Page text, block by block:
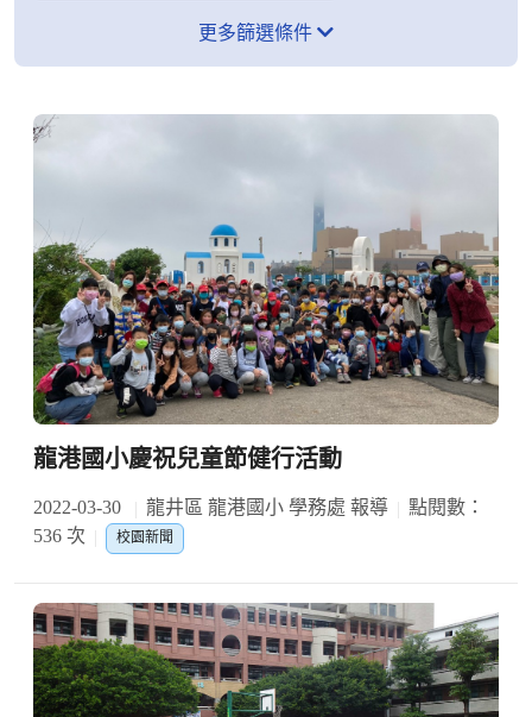
更多篩選條件
龍港國小慶祝兒童節健行活動
2022-03-30 龍井區 龍港國小 學務處 報導
點閱數：
536 次
校園新聞